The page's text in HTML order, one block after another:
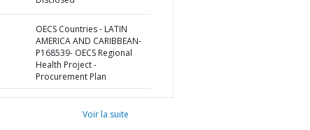
OECS Countries - LATIN
AMERICA AND CARIBBEAN-
P168539- OECS Regional
Health Project -
Procurement Plan
Voir la suite